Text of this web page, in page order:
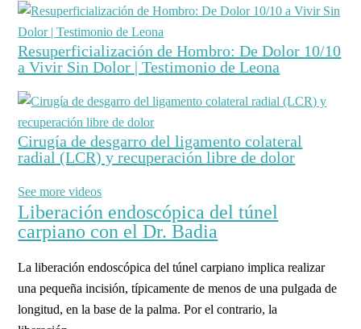
Resuperficialización de Hombro: De Dolor 10/10
a Vivir Sin Dolor | Testimonio de Leona
Cirugía de desgarro del ligamento colateral
radial (LCR) y recuperación libre de dolor
See more videos
Liberación endoscópica del túnel
carpiano con el Dr. Badia
La liberación endoscópica del túnel carpiano implica realizar
una pequeña incisión, típicamente de menos de una pulgada de
longitud, en la base de la palma. Por el contrario, la